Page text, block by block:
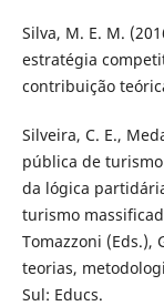
Silva, M. E. M.
estratégia
contribuição
Silveira, C. E.,
pública de
da lógica
turismo
Tomazzoni (Eds.),
teorias,
Sul: Educs.